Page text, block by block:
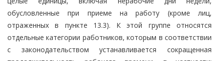
обусловленные при приеме на работу (кроме лиц,
отраженных в пункте 13.3). К этой группе относятся
отдельные категории работников, которым в соответствии
с законодательством устанавливается сокращенная